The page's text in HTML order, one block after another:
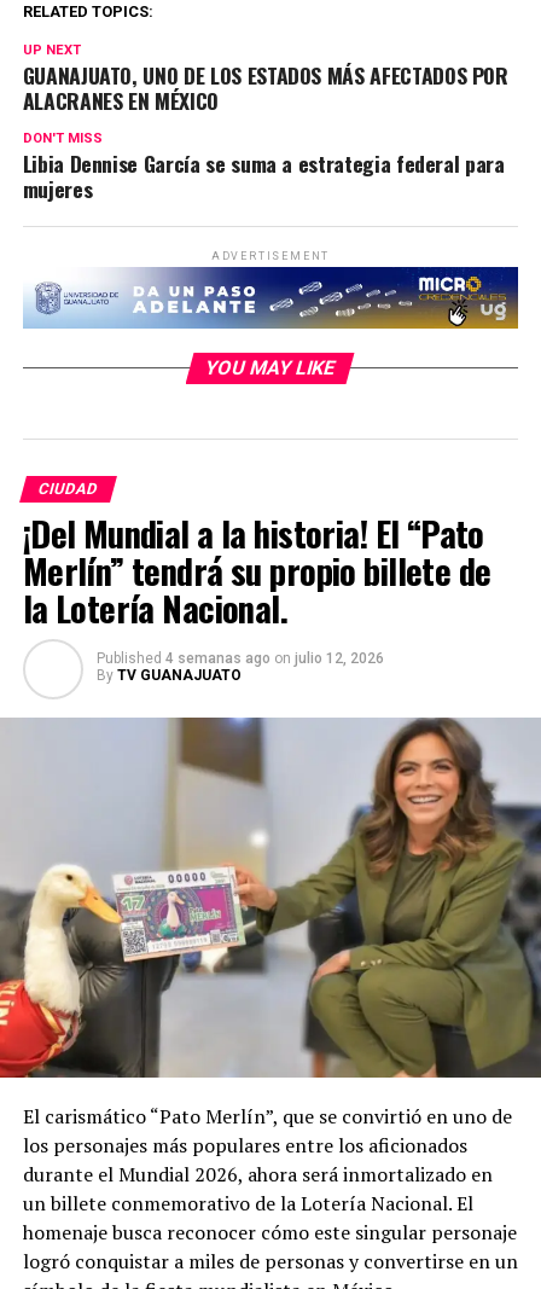
RELATED TOPICS:
UP NEXT
GUANAJUATO, UNO DE LOS ESTADOS MÁS AFECTADOS POR
ALACRANES EN MÉXICO
DON'T MISS
Libia Dennise García se suma a estrategia federal para
mujeres
ADVERTISEMENT
YOU MAY LIKE
CIUDAD
¡Del Mundial a la historia! El “Pato
Merlín” tendrá su propio billete de
la Lotería Nacional.
Published 4 semanas ago on julio 12, 2026
By TV GUANAJUATO
El carismático “Pato Merlín”, que se convirtió en uno de
los personajes más populares entre los aficionados
durante el Mundial 2026, ahora será inmortalizado en
un billete conmemorativo de la Lotería Nacional. El
homenaje busca reconocer cómo este singular personaje
logró conquistar a miles de personas y convertirse en un